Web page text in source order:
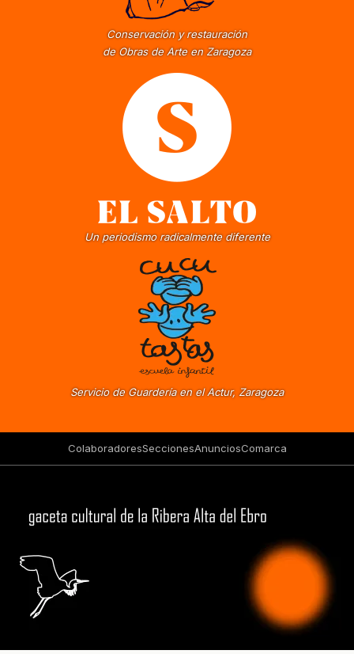
Conservación y restauración
de Obras de Arte en Zaragoza
Un periodismo radicalmente diferente
Servicio de Guardería en el Actur, Zaragoza
ColaboradoresSeccionesAnunciosComarca